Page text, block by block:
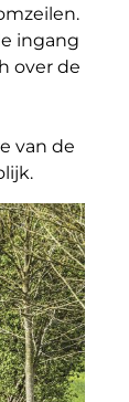
ingang
over de
van de